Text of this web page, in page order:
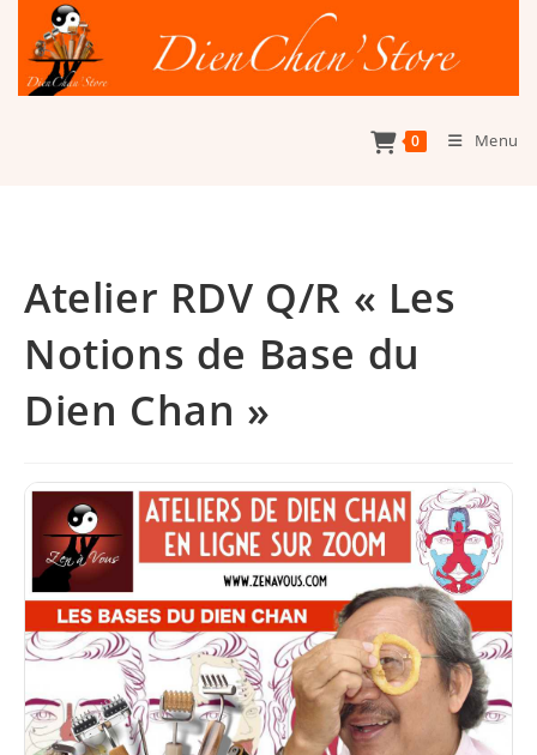
content
0 Menu
Atelier RDV Q/R « Les
Notions de Base du
Dien Chan »